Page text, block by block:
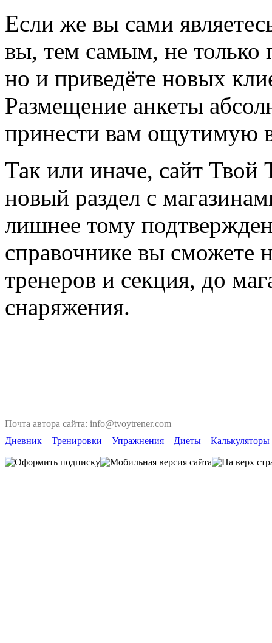
Если же вы сами
вы, тем самым, не
но и приведёте новых
Размещение анкеты
принести вам ощутимую
Так или иначе, сайт Твой
новый раздел с
лишнее тому
справочнике вы сможете
тренеров и секция, до
снаряжения.
Почта автора сайта: info@tvoytrener.com
Дневник
Тренировки Упражнения Диеты Калькуляторы